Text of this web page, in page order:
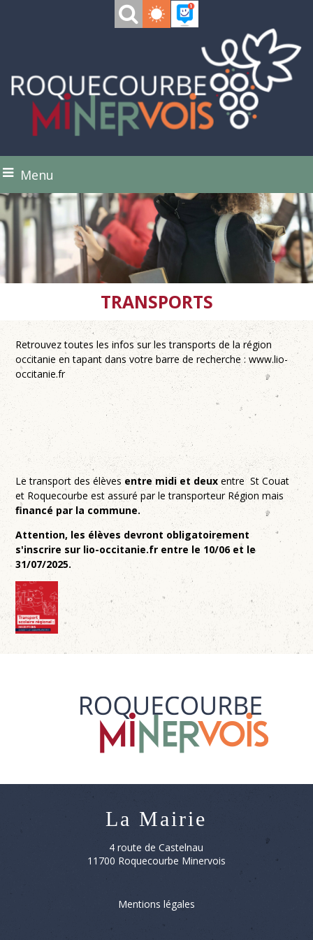
Menu
TRANSPORTS
Retrouvez toutes les infos sur les transports de la région
occitanie en tapant dans votre barre de recherche : www.lio-
occitanie.fr
Le transport des élèves entre midi et deuxentre St Couat
et Roquecourbe est assuré par le transporteur Région mais
financé par la commune.
Attention, les élèves devront obligatoirement
s'inscrire sur lio-occitanie.fr entre le 10/06 et le
31/07/2025.
La Mairie
4 route de Castelnau
11700 Roquecourbe Minervois
Mentions légales